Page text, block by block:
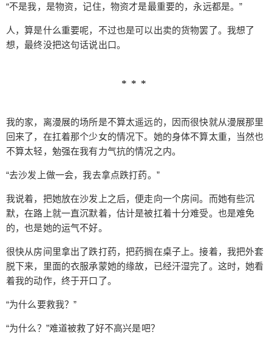
“不是我，是物资，记住，物资才是最重要的，永远都是。”
人，算是什么重要呢，不过也是可以出卖的货物罢了。我想了
想，最终没把这句话说出口。
我的家，离漫展的场所是不算太遥远的，因而很快就从漫展那里
回来了，在扛着那个少女的情况下。她的身体不算太重，当然也
不算太轻，勉强在我有力气抗的情况之内。
“去沙发上做一会，我去拿点跌打药。”
我说着，把她放在沙发上之后，便走向一个房间。而她有些沉
默，在路上就一直沉默着，估计是被扛着十分难受。也是难免
的，也是她的运气不好。
很快从房间里拿出了跌打药，把药搁在桌子上。接着，我把外套
脱下来，里面的衣服承蒙她的缘故，已经汗湿完了。这时，她看
着我的动作，终于开口了。
“为什么要救我？”
“为什么？”难道被救了好不高兴是吧？
腿的上部，不过里面倒是有一个黑色的安全裤。难
比较传统的，像青年人不喜欢的。 “不，我，好
疼！” 我的手连忙松开，把力度减小，因为肿得比较
时候就好了。你先给我说说这身衣服吧。” “嗯，不
的部位。 “院长发现我的时候，这身衣服就放在旁
边，上面写着一张纸条：15岁礼物。” “今天，是我
生日。” 这可真叫怪事，抛弃了孩子还给了一套衣
服，而且衣服还似乎很贵。不过，林子大了，什么
以你的头发和眼睛是天生的？” “嗯。” “哪个孤儿
院？” “城西的。” “没人收养你？”这个我还是不信
的，这种看起了似乎很稀罕的。 “有，但是，他们的
眼神。。。” 得了，人性，人性。估计还有同龄人欺
负吧，毕竟这幅模样，人总是喜欢排斥和自己不同
的人。我突然想到一个问题。 “你不怕我？” “你，和
多了，我笑了笑，把药抹上去。不要一下就去评判
一个人啊，这可不是什么好习惯。 “以后要去哪里？
给undefined打赏
20 元 50 元